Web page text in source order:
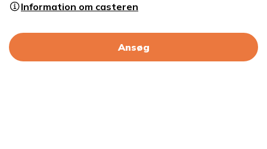
Information om casteren
Ansøg